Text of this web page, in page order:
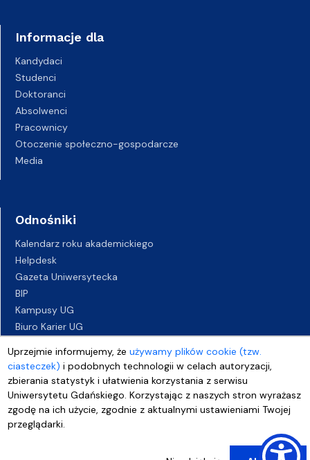
Uprzejmie informujemy, żeużywamy plików cookie (tzw.
ciasteczek) i podobnych technologii w celach autoryzacji,
zbierania statystyk i ułatwienia korzystania z serwisu
Uniwersytetu Gdańskiego. Korzystając z naszych stron wyrażasz
zgodę na ich użycie, zgodnie z aktualnymi ustawieniami Twojej
przeglądarki.
Informacje dla
Kandydaci
Studenci
Doktoranci
Absolwenci
Pracownicy
Otoczenie społeczno-gospodarcze
Media
Odnośniki
Kalendarz roku akademickiego
Helpdesk
Gazeta Uniwersytecka
BIP
Kampusy UG
Biuro Karier UG
Deklaracja dostępności